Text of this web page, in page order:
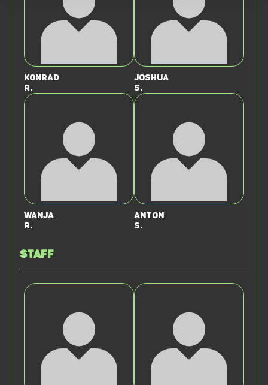
Konrad
R.
Joshua
S.
Wanja
R.
Anton
S.
Staff